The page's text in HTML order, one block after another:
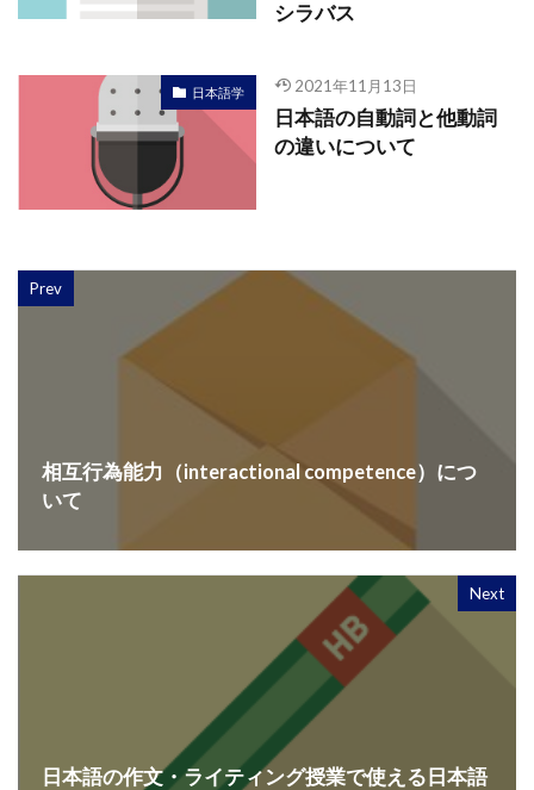
シラバス
日本語学 2021年11月13日
日本語の自動詞と他動詞
の違いについて
Prev
相互行為能力（interactional competence）につ
いて
Next
日本語の作文・ライティング授業で使える日本語